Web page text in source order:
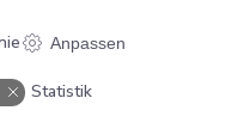
Anpassen
Statistik